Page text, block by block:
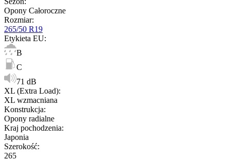
Opony Całoroczne
Rozmiar:
265/50 R19
Etykieta EU:
B
C
71 dB
XL (Extra Load):
XL wzmacniana
Konstrukcja:
Opony radialne
Kraj pochodzenia:
Japonia
Szerokość:
265